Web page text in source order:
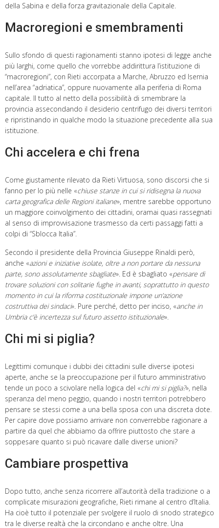
della Sabina e della forza gravitazionale della Capitale.
Macroregioni e smembramenti
Sullo sfondo di questi ragionamenti stanno ipotesi di legge anche
più larghi, come quello che vorrebbe addirittura l’istituzione di
“macroregioni”, con Rieti accorpata a Marche, Abruzzo ed Isernia
nell’area “adriatica”, oppure nuovamente alla periferia di Roma
capitale. Il tutto al netto della possibilità di smembrare la
provincia assecondando il desiderio centrifugo dei diversi territori
e ripristinando in qualche modo la situazione precedente alla sua
istituzione.
Chi accelera e chi frena
Come giustamente rilevato da Rieti Virtuosa, sono discorsi che si
fanno per lo più nelle «chiuse stanze in cui si ridisegna la nuova
carta geografica delle Regioni italiane», mentre sarebbe opportuno
un maggiore coinvolgimento dei cittadini, oramai quasi rassegnati
al senso di improvvisazione trasmesso da certi passaggi fatti a
colpi di “Sblocca Italia”.
Secondo il presidente della Provincia Giuseppe Rinaldi però,
anche «azioni e iniziative isolate, oltre a non portare da nessuna
parte, sono assolutamente sbagliate». Ed è sbagliato «pensare di
trovare soluzioni con solitarie fughe in avanti, soprattutto in questo
momento in cui la riforma costituzionale impone un’azione
costruttiva dei sindaci». Pure perché, detto per inciso, «anche in
Umbria c’è incertezza sul futuro assetto istituzionale».
Chi mi si piglia?
Legittimi comunque i dubbi dei cittadini sulle diverse ipotesi
aperte, anche se la preoccupazione per il futuro amministrativo
tende un poco a scivolare nella logica del «chi mi si piglia?», nella
speranza del meno peggio, quando i nostri territori potrebbero
pensare se stessi come a una bella sposa con una discreta dote.
Per capire dove possiamo arrivare non converrebbe ragionare a
partire da quel che abbiamo da offrire piuttosto che stare a
soppesare quanto si può ricavare dalle diverse unioni?
Cambiare prospettiva
Dopo tutto, anche senza ricorrere all’autorità della tradizione o a
complicate misurazioni geografiche, Rieti rimane al centro d’Italia.
Ha cioè tutto il potenziale per svolgere il ruolo di snodo strategico
tra le diverse realtà che la circondano e anche oltre. Una